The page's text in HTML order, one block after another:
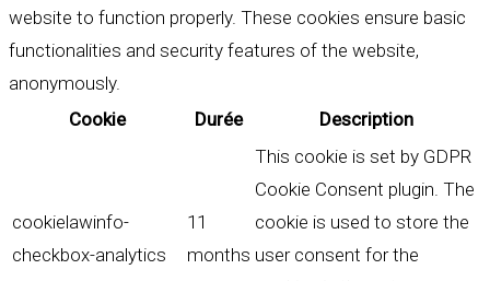
website to function properly. These cookies ensure basic
functionalities and security features of the website,
anonymously.
Cookie
Durée Description
cookielawinfo-
checkbox-analytics
11
months
This cookie is set by GDPR
Cookie Consent plugin. The
cookie is used to store the
user consent for the